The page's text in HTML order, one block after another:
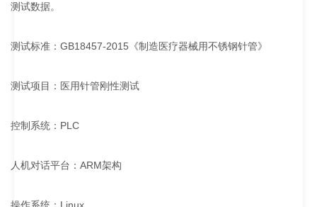
测试数据。
测试标准：GB18457-2015《制造医疗器械用不锈钢针管》
测试项目：医用针管刚性测试
控制系统：PLC
人机对话平台：ARM架构